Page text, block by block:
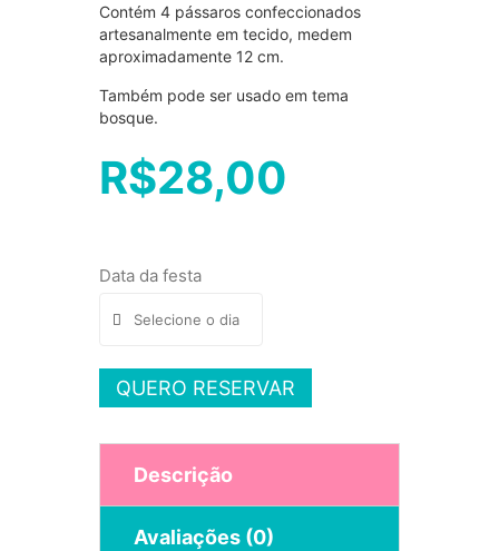
Contém 4 pássaros confeccionados
artesanalmente em tecido, medem
aproximadamente 12 cm.
Também pode ser usado em tema
bosque.
R$28,00
Data da festa
QUERO RESERVAR
Descrição
Avaliações (0)